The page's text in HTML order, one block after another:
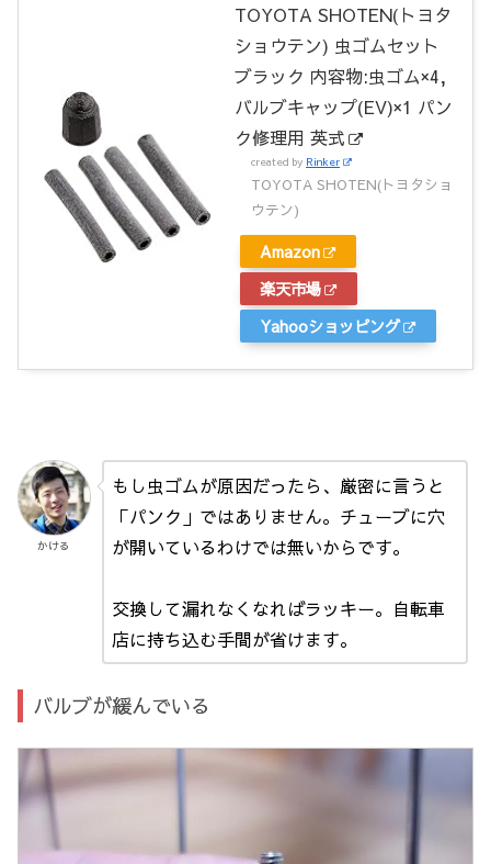
TOYOTA SHOTEN(トヨタ
ショウテン) 虫ゴムセット
ブラック 内容物:虫ゴム×4,
バルブキャップ(EV)×1 パン
ク修理用 英式
created by Rinker
TOYOTA SHOTEN(トヨタショ
ウテン)
Amazon
楽天市場
Yahooショッピング
かける
もし虫ゴムが原因だったら、厳密に言うと
「パンク」ではありません。チューブに穴
が開いているわけでは無いからです。
交換して漏れなくなればラッキー。自転車
店に持ち込む手間が省けます。
バルブが緩んでいる